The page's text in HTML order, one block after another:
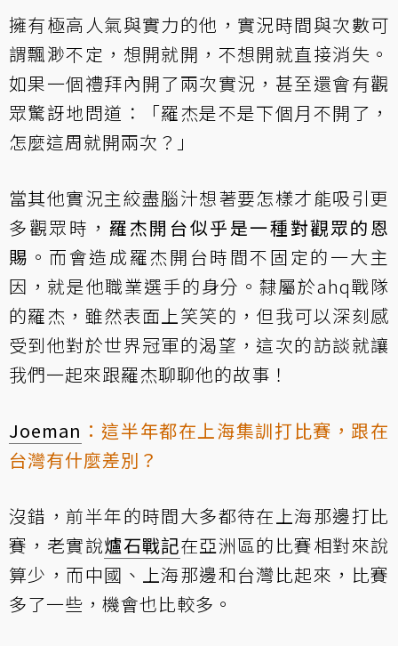
擁有極高人氣與實力的他，實況時間與次數可
謂飄渺不定，想開就開，不想開就直接消失。
如果一個禮拜內開了兩次實況，甚至還會有觀
眾驚訝地問道：「羅杰是不是下個月不開了，
怎麼這周就開兩次？」
當其他實況主絞盡腦汁想著要怎樣才能吸引更
多觀眾時， 羅杰開台似乎是一種對觀眾的恩
賜 。而會造成羅杰開台時間不固定的一大主
因，就是他職業選手的身分。隸屬於ahq戰隊
的羅杰，雖然表面上笑笑的，但我可以深刻感
受到他對於世界冠軍的渴望，這次的訪談就讓
我們一起來跟羅杰聊聊他的故事！
Joeman ：這半年都在上海集訓打比賽，跟在
台灣有什麼差別？
沒錯，前半年的時間大多都待在上海那邊打比
賽，老實說爐石戰記在亞洲區的比賽相對來說
算少，而中國、上海那邊和台灣比起來，比賽
多了一些，機會也比較多。